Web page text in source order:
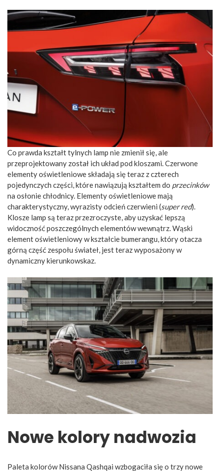
Co prawda kształt tylnych lamp nie zmienił się, ale
przeprojektowany został ich układ pod kloszami. Czerwone
elementy oświetleniowe składają się teraz z czterech
pojedynczych części, które nawiązują kształtem do przecinków
na osłonie chłodnicy. Elementy oświetleniowe mają
charakterystyczny, wyrazisty odcień czerwieni (super red).
Klosze lamp są teraz przezroczyste, aby uzyskać lepszą
widoczność poszczególnych elementów wewnątrz. Wąski
element oświetleniowy w kształcie bumerangu, który otacza
górną część zespołu świateł, jest teraz wyposażony w
dynamiczny kierunkowskaz.
Nowe kolory nadwozia
Paleta kolorów Nissana Qashqai wzbogaciła się o trzy nowe